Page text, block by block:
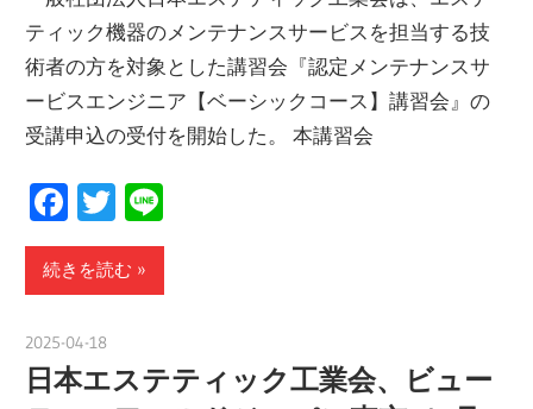
ティック機器のメンテナンスサービスを担当する技
術者の方を対象とした講習会『認定メンテナンスサ
ービスエンジニア【ベーシックコース】講習会』の
受講申込の受付を開始した。 本講習会
Facebook
Twitter
続きを読む
2025-04-18
日本エステティック工業会、ビュー